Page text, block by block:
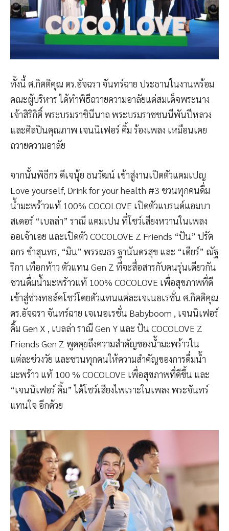
ทั้งนี้ ศ.กิตติคุณ ดร.อัจฉรา จันทร์ฉาย ประธานในงานพร้อม
คณะผู้บริหาร ได้ทำพิธีถวายความอาลัยแด่สมเด็จพระนาง
เจ้าสิริกิติ์ พระบรมราชินีนาถ พระบรมราชชนนีพันปีหลวง
และศิลปินคุณภาพ เจนนิเฟอร์ คิ้ม ร้องเพลง เหมือนเคย
ถวายความอาลัย
จากนั้นพิธีกร ดีเจนุ้ย ธนวัฒน์ เข้าสู่งานเปิดตัวแคมเปญ
Love yourself, Drink for your health #3 ชวนทุกคนดื่ม
น้ำมะพร้าวแท้ 100% COCOLOVE เปิดตัวแบรนด์แอมบา
สเดอร์ “เบลล่า” ราณี แคมเปน ที่โชว์เสียงหวานในเพลง
ออเจ้าเอย และเปิดตัว COCOLOVE Z Friends “ปัน” ปรัต
ถกร ขำสุนทร, “มิน” พรรณธร ฐานันดรสุข และ “เดียร์” ณัฐ
ริกา เทือกท้าว ตัวแทน Gen Z ที่จะสื่อสารกับคนรุ่นเดียวกัน
ชวนดื่มน้ำมะพร้าวแท้ 100% COCOLOVE เพื่อสุขภาพที่ดี
เข้าสู่ช่วงทอล์คโชว์โดยตัวแทนแต่ละเจเนอเรชั่น ศ.กิตติคุณ
ดร.อัจฉรา จันทร์ฉาย เจเนอเรชั่น Babyboom , เจนนิเฟอร์
คิ้ม Gen X , เบลล่า ราณี Gen Y และ ปัน COCOLOVE Z
Friends Gen Z พูดคุยถึงความสำคัญของน้ำมะพร้าวใน
แต่ละช่วงวัย และชวนทุกคนให้ความสำคัญของการดื่มนํ้า
มะพร้าว แท้ 100 % COCOLOVE เพื่อสุขภาพที่ดีขึ้น และ
“เจนนิเฟอร์ คิ้ม” ได้โชว์เสียงไพเราะในเพลง พระจันทร์
แทนใจ อีกด้วย